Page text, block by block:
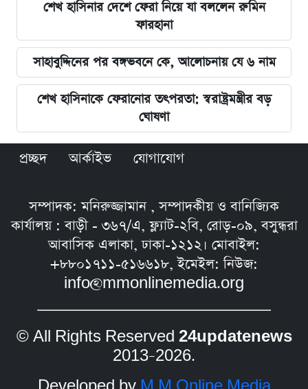
শেখ হাসিনার দেশে ফেরা নিয়ে যা বললেন রুমিন
ফারহানা
সাহাবুদ্দিনের পর বঙ্গভবনে কে, আলোচনায় যে ৬ নাম
শেখ হাসিনাকে ফেরানোর তৎপরতা: স্বরাষ্ট্রমন্ত্রীর বড়
ঘোষণা
প্রচ্ছদ আর্কাইভ যোগাযোগ
সম্পাদক: মনিরুজ্জামান , সম্পাদকীয় ও বানিজ্যিক
কার্যালয় : বাড়ী - ৩৬৭/এ, ফ্ল্যাট-২বি, রোড়-০৯, বসুন্ধরা
আবাসিক এলাকা, ঢাকা-১২১২। মোবাইল:
+৮৮০১৭১১-৫১৬৬১৮, ইমেইল: নিউজ:
info@mmonlinemedia.org
© All Rights Reserved 24updatenews
2013–2026.